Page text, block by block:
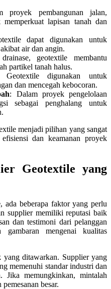
proyek pembangunan jalan,
lapisan tanah dan
dapat digunakan untuk
air dan angin.
geotextile membantu
partikel tanah halus.
Geotextile digunakan untuk
dan mencegah kebocoran.
: Dalam proyek pengelolaan
sebagai penghalang untuk
menjadi pilihan yang sangat
dan keamanan proyek
Geotextile yang
ada beberapa faktor yang perlu
supplier memiliki reputasi baik
dan testimoni dari pelanggan
gambaran mengenai kualitas
yang ditawarkan. Supplier yang
memenuhi standar industri dan
Jika memungkinkan, mintalah
besar.